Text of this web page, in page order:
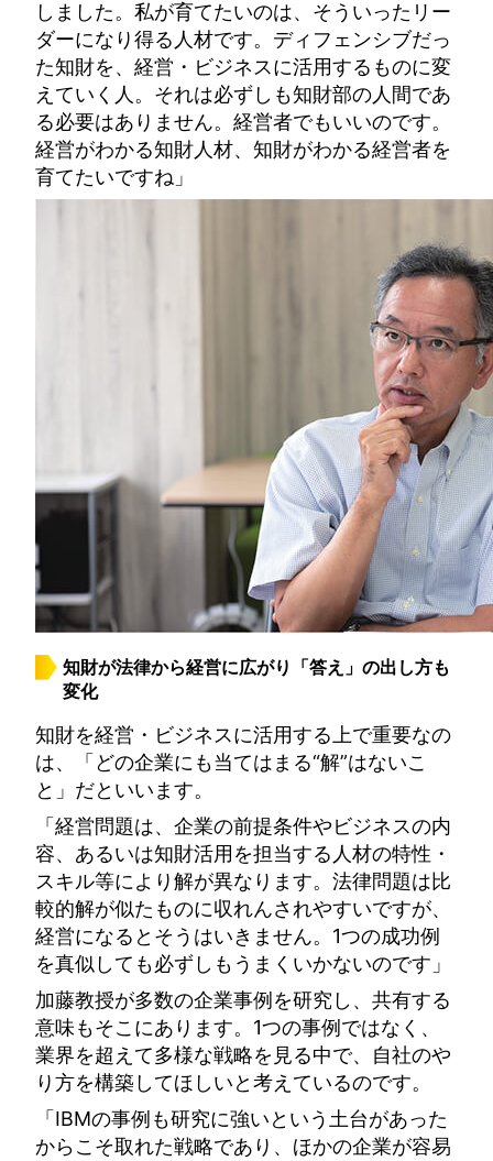
しました。私が育てたいのは、そういったリー
ダーになり得る人材です。ディフェンシブだっ
た知財を、経営・ビジネスに活用するものに変
えていく人。それは必ずしも知財部の人間であ
る必要はありません。経営者でもいいのです。
経営がわかる知財人材、知財がわかる経営者を
育てたいですね」
知財が法律から経営に広がり「答え」の出し方も
変化
知財を経営・ビジネスに活用する上で重要なの
は、「どの企業にも当てはまる“解”はないこ
と」だといいます。
「経営問題は、企業の前提条件やビジネスの内
容、あるいは知財活用を担当する人材の特性・
スキル等により解が異なります。法律問題は比
較的解が似たものに収れんされやすいですが、
経営になるとそうはいきません。1つの成功例
を真似しても必ずしもうまくいかないのです」
加藤教授が多数の企業事例を研究し、共有する
意味もそこにあります。1つの事例ではなく、
業界を超えて多様な戦略を見る中で、自社のや
り方を構築してほしいと考えているのです。
「IBMの事例も研究に強いという土台があった
からこそ取れた戦略であり、ほかの企業が容易